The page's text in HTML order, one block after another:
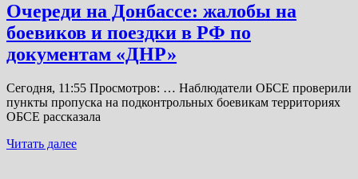
Очереди на Донбассе: жалобы на
боевиков и поездки в РФ по
документам «ДНР»
Сегодня, 11:55 Просмотров: … Наблюдатели ОБСЕ проверили
пункты пропуска на подконтрольных боевикам территориях
ОБСЕ рассказала
Читать далее